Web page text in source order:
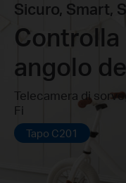
Sicuro, Smart,
Controlla
angolo
Telecamera di
Fi
Tapo C201